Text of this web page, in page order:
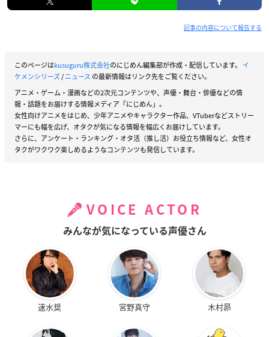
記事の内容について報告する
このページはkusuguru株式会社のにじめん編集部が作成・配信しています。 イ
ケメンシリーズ/ニュース の最新情報はリンク先をご覧ください。
アニメ・ゲーム・漫画などの2次元コンテンツや、声優・舞台・俳優などの情
報・話題をお届けする情報メディア「にじめん」。
女性向けアニメをはじめ、少年アニメやキャラクター作品、VTuberなどストリー
マーにも幅を広げ、オタクが気になる情報を幅広くお届けしています。
さらに、アンケート・ランキング・オタ活（推し活）お役立ち情報など、女性オ
タクがワクワク楽しめるようなコンテンツも発信しています。
VOICE ACTOR
みんなが気になっている声優さん
速水奨 宮野真守 木村昴